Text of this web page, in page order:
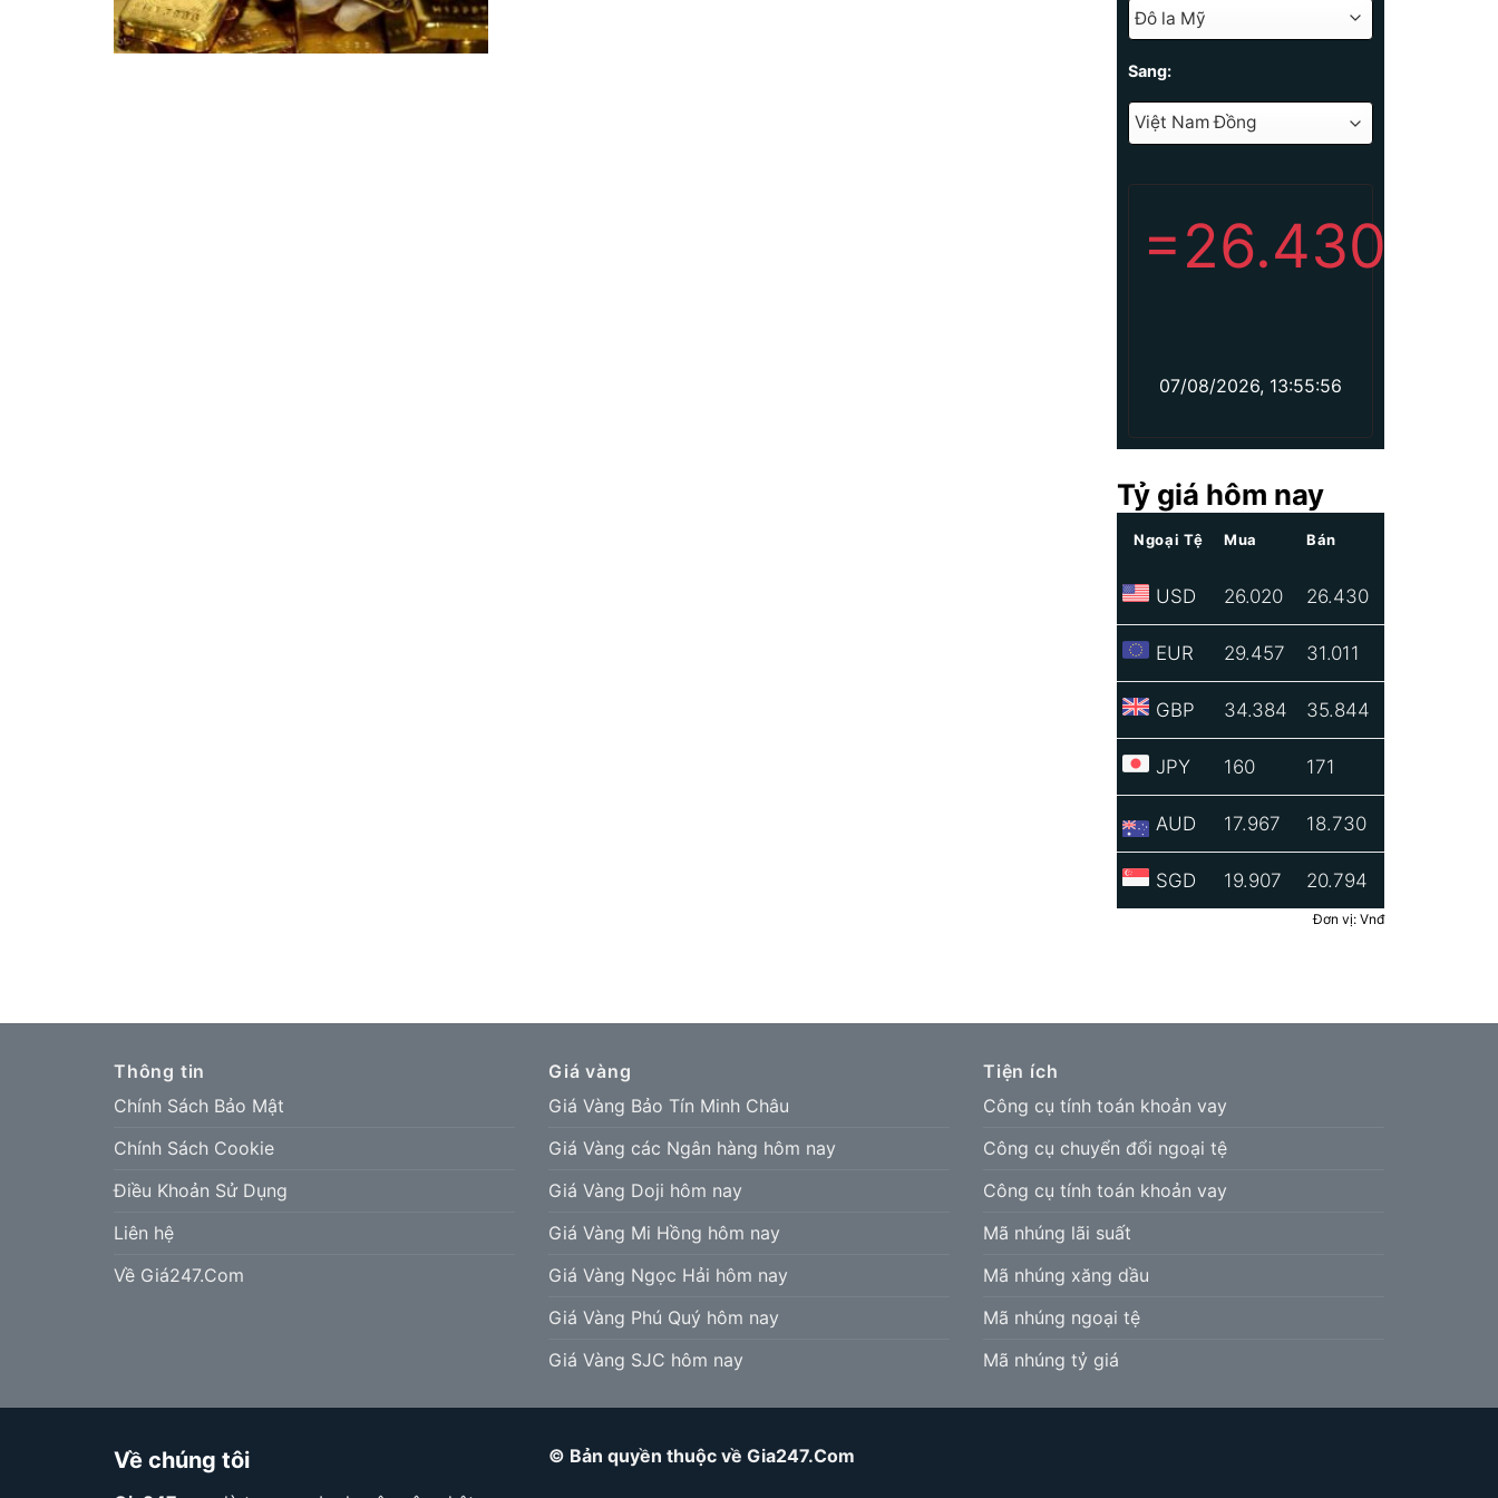
Sang:
=26.430
07/08/2026, 13:55:56
Tỷ giá hôm nay
Ngoại Tệ Mua Bán
USD 26.020 26.430
EUR 29.457 31.011
GBP 34.384 35.844
JPY 160 171
AUD 17.967 18.730
SGD 19.907 20.794
Đơn vị: Vnđ
Thông tin
Chính Sách Bảo Mật
Chính Sách Cookie
Điều Khoản Sử Dụng
Liên hệ
Về Giá247.Com
Giá vàng
Giá Vàng Bảo Tín Minh Châu
Giá Vàng các Ngân hàng hôm nay
Giá Vàng Doji hôm nay
Giá Vàng Mi Hồng hôm nay
Giá Vàng Ngọc Hải hôm nay
Giá Vàng Phú Quý hôm nay
Giá Vàng SJC hôm nay
Tiện ích
Công cụ tính toán khoản vay
Công cụ chuyển đổi ngoại tệ
Công cụ tính toán khoản vay
Mã nhúng lãi suất
Mã nhúng xăng dầu
Mã nhúng ngoại tệ
Mã nhúng tỷ giá
Về chúng tôi © Bản quyền thuộc về Gia247.Com